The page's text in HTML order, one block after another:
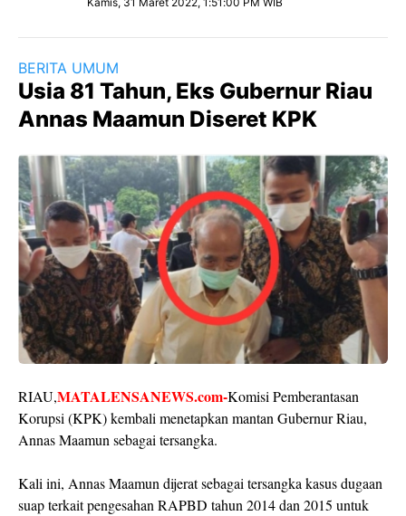
BERITA UMUM
Usia 81 Tahun, Eks Gubernur Riau
Annas Maamun Diseret KPK
RIAU,MATALENSANEWS.com-Komisi Pemberantasan
Korupsi (KPK) kembali menetapkan mantan Gubernur Riau,
Annas Maamun sebagai tersangka.
Kali ini, Annas Maamun dijerat sebagai tersangka kasus dugaan
suap terkait pengesahan RAPBD tahun 2014 dan 2015 untuk